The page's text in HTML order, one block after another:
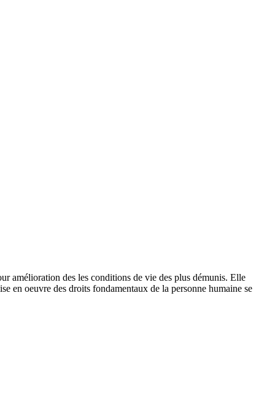
amélioration des les conditions de vie des plus démunis. Elle
en oeuvre des droits fondamentaux de la personne humaine se